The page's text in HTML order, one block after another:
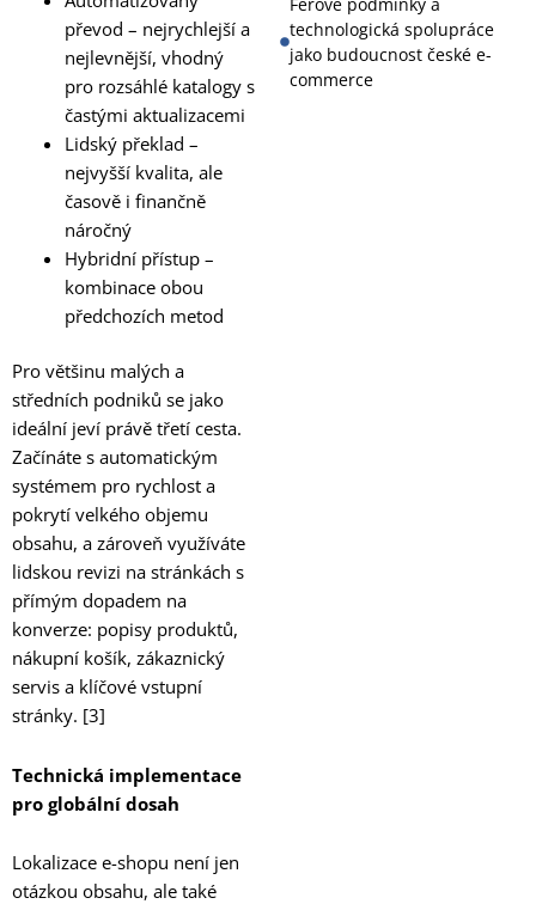
převod – nejrychlejší a
nejlevnější, vhodný
pro rozsáhlé katalogy s
častými aktualizacemi
Lidský překlad –
nejvyšší kvalita, ale
časově i finančně
náročný
Hybridní přístup –
kombinace obou
předchozích metod
Pro většinu malých a
středních podniků se jako
ideální jeví právě třetí cesta.
Začínáte s automatickým
systémem pro rychlost a
pokrytí velkého objemu
obsahu, a zároveň využíváte
lidskou revizi na stránkách s
přímým dopadem na
konverze: popisy produktů,
nákupní košík, zákaznický
servis a klíčové vstupní
stránky. [3]
Technická implementace
pro globální dosah
Lokalizace e-shopu není jen
otázkou obsahu, ale také
technologická spolupráce
jako budoucnost české e-
commerce